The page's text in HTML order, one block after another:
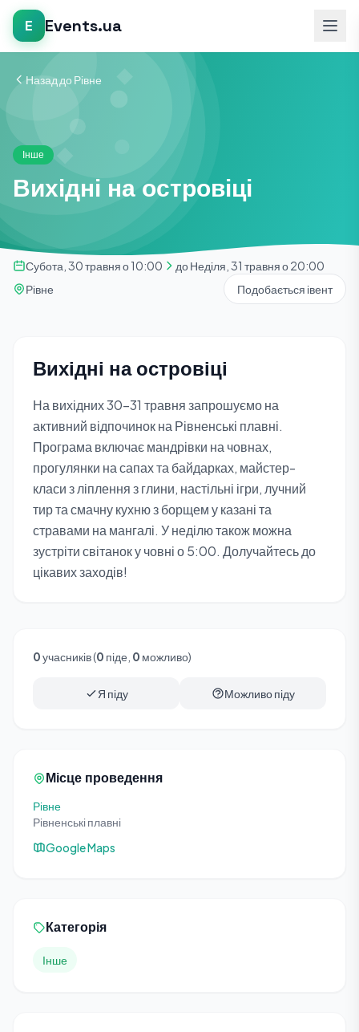
E Events.ua
Назад до Рівне
Інше
Вихідні на островіці
Субота, 30 травня о 10:00
до Неділя, 31 травня о 20:00
Рівне
Подобається івент
Вихідні на островіці
На вихідних 30-31 травня запрошуємо на
активний відпочинок на Рівненські плавні.
Програма включає мандрівки на човнах,
прогулянки на сапах та байдарках, майстер-
класи з ліплення з глини, настільні ігри, лучний
тир та смачну кухню з борщем у казані та
стравами на мангалі. У неділю також можна
зустріти світанок у човні о 5:00. Долучайтесь до
цікавих заходів!
0учасників (0 піде, 0 можливо)
Я піду Можливо піду
Місце проведення
Рівне
Рівненські плавні
Google Maps
Категорія
Інше